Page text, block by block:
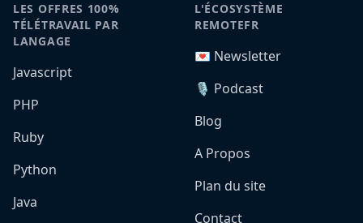
LES OFFRES 100%
TÉLÉTRAVAIL PAR
LANGAGE
Javascript
PHP
Ruby
Python
Java
L'ÉCOSYSTÈME
REMOTEFR
💌 Newsletter
🎙️ Podcast
Blog
A Propos
Plan du site
Contact